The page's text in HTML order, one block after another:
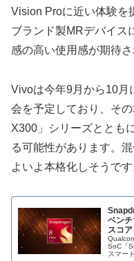
Vision Proに近い体験を
ブランド製MRデバイス
感の高い使用感が期待
Vivoは今年9月から10月
会を予定しており、そ
X300」シリーズととも
る可能性があります。
よいよ本格化しそうです
ベン
スコ
SoC「
スマー